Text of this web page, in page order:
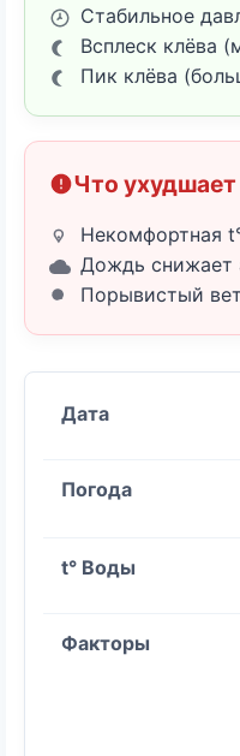
Стабильное
Всплеск клёва
Пик клёва
Что ухудшает
Некомфортная
Дождь снижает
Порывистый